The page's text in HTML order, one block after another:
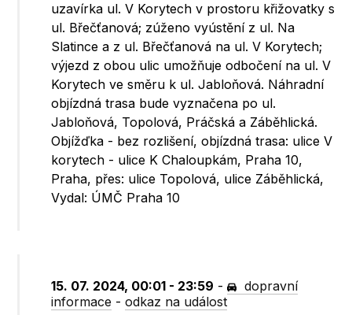
uzavírka ul. V Korytech v prostoru křižovatky s
ul. Břečťanová; zúženo vyústění z ul. Na
Slatince a z ul. Břečťanová na ul. V Korytech;
výjezd z obou ulic umožňuje odbočení na ul. V
Korytech ve směru k ul. Jabloňová. Náhradní
objízdná trasa bude vyznačena po ul.
Jabloňová, Topolová, Práčská a Záběhlická.
Objížďka - bez rozlišení, objízdná trasa: ulice V
korytech - ulice K Chaloupkám, Praha 10,
Praha, přes: ulice Topolová, ulice Záběhlická,
Vydal: ÚMČ Praha 10
15. 07. 2024, 00:01 - 23:59 -
dopravní
informace -odkaz na událost